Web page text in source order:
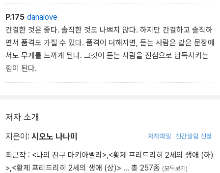
한 사려 분별이 요구되지만, 그런 합리적 정신을 가진 사람은 별로없
다. 태생도 성장 배경도 자기와는 동떨어진 이른바 ‘귀골‘에게 하층민
들이 설명할 수 없는 경외감을 느끼는 것은 그것이 비합리‘ 이기 때문
이다. 많은 사람의 가슴에 더 순순히 들어오는 것은 합리적인 이성보
다 비합리적인 감성이다.
P.175 danalove
간결한 것은 좋다. 솔직한 것도 나쁘지 않다. 하지만 간결하고 솔직하
면서 품격도 가질 수 있다. 품격이 더해지면, 듣는 사람은 같은 문장에
서도 무게를 느끼게 된다. 그것이 듣는 사람을 진심으로 납득시키는
힘이 된다.
저자 소개
지은이: 시오노 나나미 저자파일 신간알림 신청
최근작 : <나의 친구 마키아벨리> <황제 프리드리히 2세의 생애 (하)
> <황제 프리드리히 2세의 생애 (상)> … 총 257종 (모두보기)